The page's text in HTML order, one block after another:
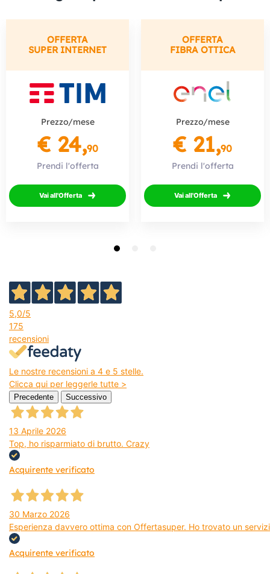
OFFERTA
SUPER INTERNET
Prezzo/mese
€ 24,90
Prendi l'offerta
Vai all'Offerta
OFFERTA
FIBRA OTTICA
Prezzo/mese
€ 21,90
Prendi l'offerta
Vai all'Offerta
5,0/5
175
recensioni
Le nostre recensioni a 4 e 5 stelle.
Clicca qui per leggerle tutte >
Precedente Successivo
13 Aprile 2026
Top, ho risparmiato di brutto. Crazy
Acquirente verificato
30 Marzo 2026
Esperienza davvero ottima con Offertasuper. Ho trovato un
Acquirente verificato